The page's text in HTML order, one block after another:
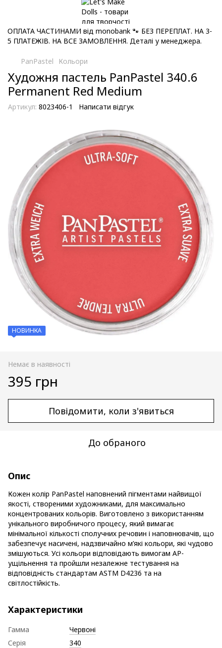
ОПЛАТА ЧАСТИНАМИ від monobank 🐾 БЕЗ ПЕРЕПЛАТ. НА 3-
5 ПЛАТЕЖІВ. НА ВСЕ ЗАМОВЛЕННЯ. Деталі у менеджера.
PanPastel Кольори
Художня пастель PanPastel 340.6
Permanent Red Medium
Артикул: 8023406-1 Написати відгук
НОВИНКА
Немає в наявності
395 грн
Повідомити, коли з'явиться
До обраного
Опис
Кожен колір PanPastel наповнений пігментами найвищої
якості, створеними художниками, для максимально
концентрованих кольорів. Виготовлено з використанням
унікального виробничого процесу, який вимагає
мінімальної кількості сполучних речовин і наповнювачів, що
забезпечує насичені, надзвичайно м’які кольори, які чудово
змішуються. Усі кольори відповідають вимогам AP-
ущільнення та пройшли незалежне тестування на
відповідність стандартам ASTM D4236 та на
світлостійкість.
Характеристики
Гамма
Червоні
Серія
340